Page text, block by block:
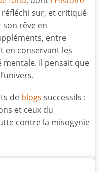
sur, et critiqué
son rêve en
entre
en conservant les
mentale. Il pensait que
de blogs successifs :
et ceux du
contre la misogynie